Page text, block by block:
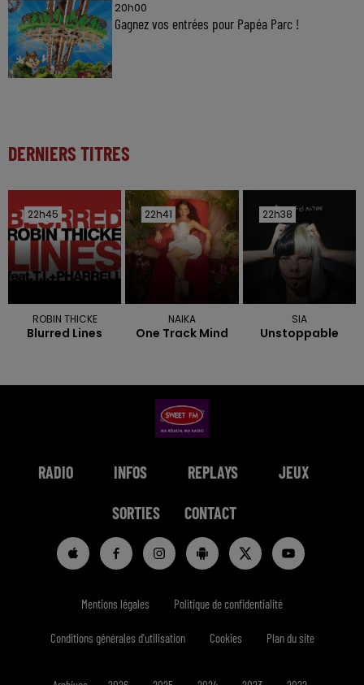
20h00
Gagnez vos entrées pour Papéa Parc !
DERNIERS TITRES
22h45
22h45
ROBIN THICKE
Blurred Lines
22h41
22h41
NAIKA
One Track Mind
22h38
22h38
SIA
Unstoppable
RADIO INFOS REPLAYS JEUX
SORTIES CONTACT
Mentions légales Politique de confidentialité
Conditions générales d'utilisation Cookies Plan du site